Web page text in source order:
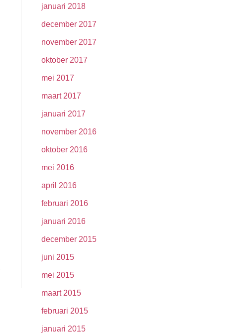
januari 2018
december 2017
november 2017
oktober 2017
mei 2017
maart 2017
januari 2017
november 2016
oktober 2016
mei 2016
april 2016
februari 2016
januari 2016
december 2015
juni 2015
mei 2015
maart 2015
februari 2015
januari 2015